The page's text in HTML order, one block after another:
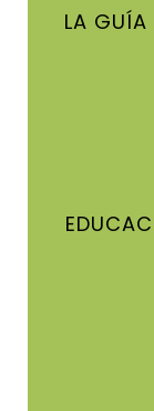
LA GUÍA